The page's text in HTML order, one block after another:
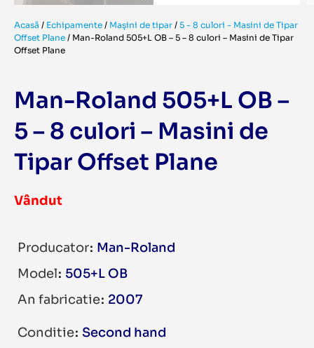
Acasă / Echipamente / Mașini de tipar / 5 - 8 culori - Masini de Tipar
Offset Plane / Man-Roland 505+L OB – 5 – 8 culori – Masini de Tipar
Offset Plane
Man-Roland 505+L OB –
5 – 8 culori – Masini de
Tipar Offset Plane
Vândut
Producator Man-Roland
Model 505+L OB
An fabricatie 2007
Conditie Second hand